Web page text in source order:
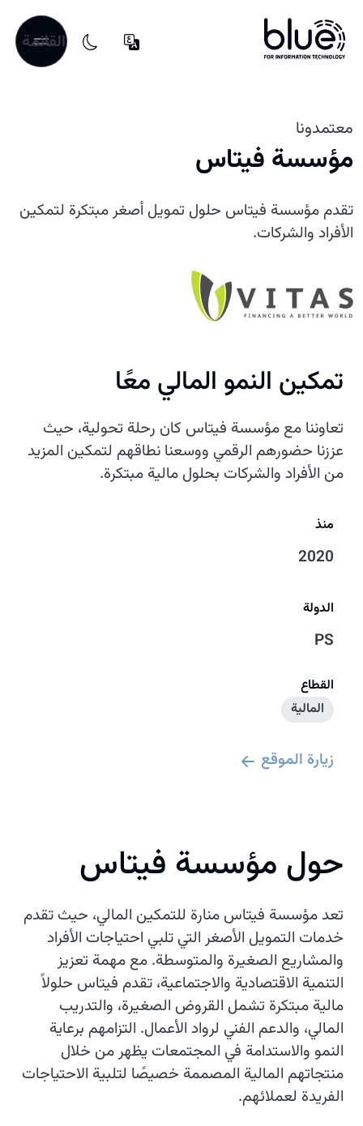
القائمة
معتمدونا
مؤسسة فيتاس
تقدم مؤسسة فيتاس حلول تمويل أصغر مبتكرة لتمكين
الأفراد والشركات.
تمكين النمو المالي معًا
تعاوننا مع مؤسسة فيتاس كان رحلة تحولية، حيث
عززنا حضورهم الرقمي ووسعنا نطاقهم لتمكين المزيد
من الأفراد والشركات بحلول مالية مبتكرة.
منذ
2020
الدولة
PS
القطاع
المالية
زيارة الموقع
حول مؤسسة فيتاس
تعد مؤسسة فيتاس منارة للتمكين المالي، حيث تقدم
خدمات التمويل الأصغر التي تلبي احتياجات الأفراد
والمشاريع الصغيرة والمتوسطة. مع مهمة تعزيز
التنمية الاقتصادية والاجتماعية، تقدم فيتاس حلولاً
مالية مبتكرة تشمل القروض الصغيرة، والتدريب
المالي، والدعم الفني لرواد الأعمال. التزامهم برعاية
النمو والاستدامة في المجتمعات يظهر من خلال
منتجاتهم المالية المصممة خصيصًا لتلبية الاحتياجات
الفريدة لعملائهم.